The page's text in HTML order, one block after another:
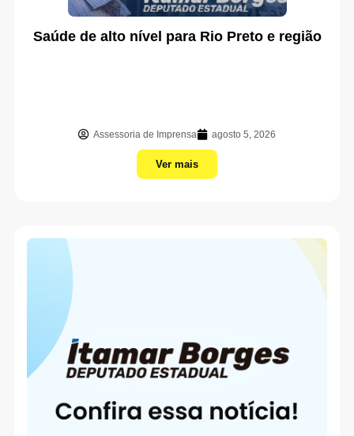
Saúde de alto nível para Rio Preto e região
Assessoria de Imprensa agosto 5, 2026
Ver mais